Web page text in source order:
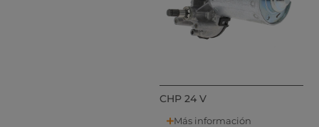
CHP 24 V
Más información